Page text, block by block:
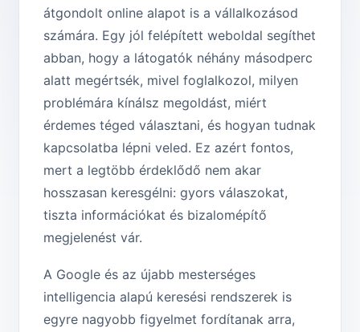
átgondolt online alapot is a vállalkozásod
számára. Egy jól felépített weboldal segíthet
abban, hogy a látogatók néhány másodperc
alatt megértsék, mivel foglalkozol, milyen
problémára kínálsz megoldást, miért
érdemes téged választani, és hogyan tudnak
kapcsolatba lépni veled. Ez azért fontos,
mert a legtöbb érdeklődő nem akar
hosszasan keresgélni: gyors válaszokat,
tiszta információkat és bizalomépítő
megjelenést vár.
A Google és az újabb mesterséges
intelligencia alapú keresési rendszerek is
egyre nagyobb figyelmet fordítanak arra,